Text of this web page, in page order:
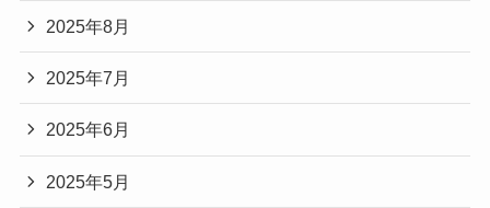
2025年8月
2025年7月
2025年6月
2025年5月